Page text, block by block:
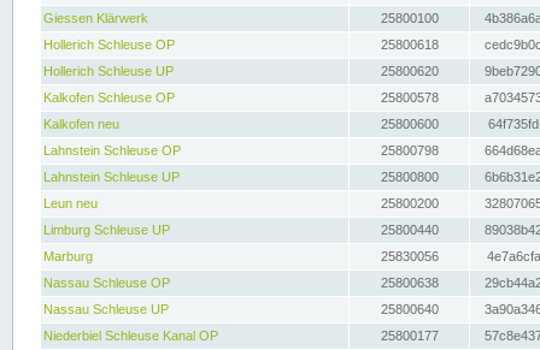
Giessen Klärwerk
25800100
Hollerich Schleuse OP
25800618
Hollerich Schleuse UP
25800620
Kalkofen Schleuse OP
25800578
Kalkofen neu
25800600
Lahnstein Schleuse OP
25800798
Lahnstein Schleuse UP
25800800
Leun neu
25800200
Limburg Schleuse UP
25800440
Marburg
25830056
Nassau Schleuse OP
25800638
Nassau Schleuse UP
25800640
Niederbiel Schleuse Kanal OP
25800177